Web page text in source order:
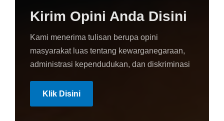
Kirim Opini Anda Disini
Kami menerima tulisan berupa opini
masyarakat luas tentang kewarganegaraan,
administrasi kependudukan, dan diskriminasi
Klik Disini